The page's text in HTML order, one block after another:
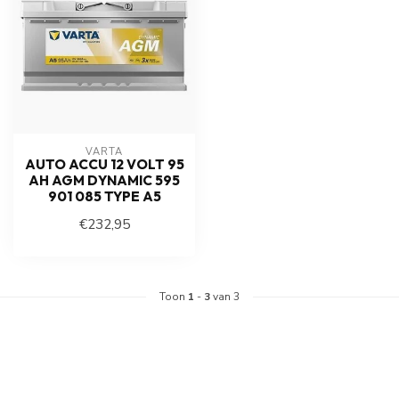
VARTA
AUTO ACCU 12 VOLT 95
AH AGM DYNAMIC 595
901 085 TYPE A5
€232,95
Toon 1 - 3van 3